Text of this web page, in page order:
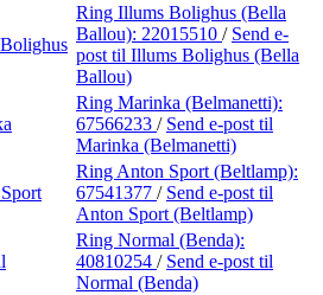
Ring Illums Bolighus (Bella
Ballou): 22015510 / Send e-
post til Illums Bolighus (Bella
Ballou)
Ring Marinka (Belmanetti):
67566233 / Send e-post til
Marinka (Belmanetti)
Ring Anton Sport (Beltlamp):
67541377 / Send e-post til
Anton Sport (Beltlamp)
Ring Normal (Benda):
40810254 / Send e-post til
Normal (Benda)